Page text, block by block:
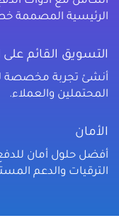
الرئيسية المصممة
التسويق القائم
أنشئ تجربة مخصصة
المحتملين والعملاء.
الأمان
أفضل حلول أمان
الترقيات والدعم